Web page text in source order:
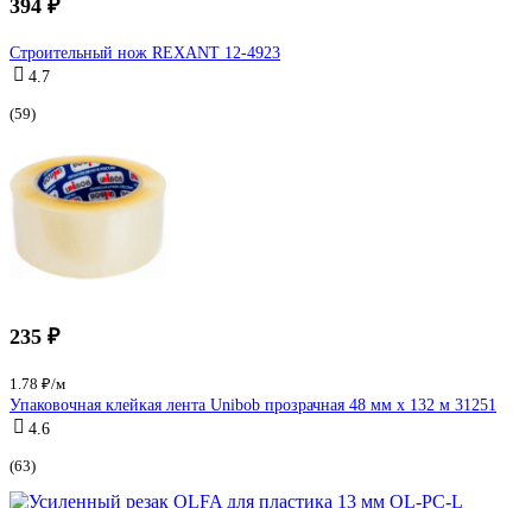
394 ₽
Строительный нож REXANT 12-4923
4.7
(59)
235 ₽
1.78 ₽/м
Упаковочная клейкая лента Unibob прозрачная 48 мм х 132 м 31251
4.6
(63)